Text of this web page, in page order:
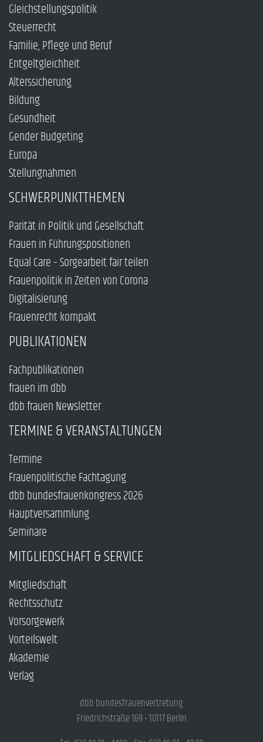
Gleichstellungspolitik
Steuerrecht
Familie, Pflege und Beruf
Entgeltgleichheit
Alterssicherung
Bildung
Gesundheit
Gender Budgeting
Europa
Stellungnahmen
SCHWERPUNKTTHEMEN
Parität in Politik und Gesellschaft
Frauen in Führungspositionen
Equal Care – Sorgearbeit fair teilen
Frauenpolitik in Zeiten von Corona
Digitalisierung
Frauenrecht kompakt
PUBLIKATIONEN
Fachpublikationen
frauen im dbb
dbb frauen Newsletter
TERMINE & VERANSTALTUNGEN
Termine
Frauenpolitische Fachtagung
dbb bundesfrauenkongress 2026
Hauptversammlung
Seminare
MITGLIEDSCHAFT & SERVICE
Mitgliedschaft
Rechtsschutz
Vorsorgewerk
Vorteilswelt
Akademie
Verlag
dbb bundesfrauenvertretung
Friedrichstraße 169 • 10117 Berlin